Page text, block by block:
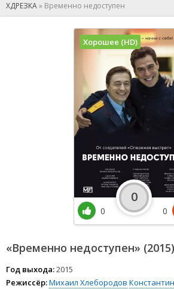
ХДРЕЗКА» Временно недоступен
«Временно недоступен» (2015)
Год выхода:2015
Режиссёр:Михаил Хлебородов
Хорошее (HD)
0
0
0